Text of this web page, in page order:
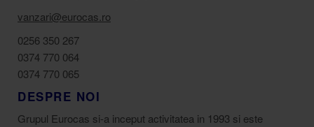
vanzari@eurocas.ro
0256 350 267
0374 770 064
0374 770 065
DESPRE NOI
Grupul Eurocas si-a inceput activitatea in 1993 si este